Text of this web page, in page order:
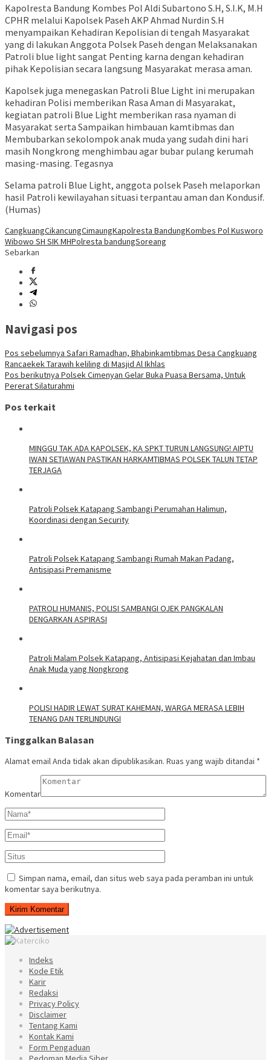
Kapolresta Bandung Kombes Pol Aldi Subartono S.H, S.I.K, M.H
CPHR melalui Kapolsek Paseh AKP Ahmad Nurdin S.H
menyampaikan Kehadiran Kepolisian di tengah Masyarakat
yang di lakukan Anggota Polsek Paseh dengan Melaksanakan
Patroli blue light sangat Penting karna dengan kehadiran
pihak Kepolisian secara langsung Masyarakat merasa aman.
Kapolsek juga menegaskan Patroli Blue Light ini merupakan
kehadiran Polisi memberikan Rasa Aman di Masyarakat,
kegiatan patroli Blue Light memberikan rasa nyaman di
Masyarakat serta Sampaikan himbauan kamtibmas dan
Membubarkan sekolompok anak muda yang sudah dini hari
masih Nongkrong menghimbau agar bubar pulang kerumah
masing-masing. Tegasnya
Selama patroli Blue Light, anggota polsek Paseh melaporkan
hasil Patroli kewilayahan situasi terpantau aman dan Kondusif.
(Humas)
CangkuangCikancungCimaungKapolresta BandungKombes Pol Kusworo
Wibowo SH SIK MHPolresta bandungSoreang
Sebarkan
Navigasi pos
Pos sebelumnya Safari Ramadhan, Bhabinkamtibmas Desa Cangkuang
Rancaekek Tarawih keliling di Masjid Al Ikhlas
Pos berikutnya Polsek Cimenyan Gelar Buka Puasa Bersama, Untuk
Pererat Silaturahmi
Pos terkait
MINGGU TAK ADA KAPOLSEK, KA SPKT TURUN LANGSUNG! AIPTU
IWAN SETIAWAN PASTIKAN HARKAMTIBMAS POLSEK TALUN TETAP
TERJAGA
‎Patroli Polsek Katapang Sambangi Perumahan Halimun,
Koordinasi dengan Security
‎Patroli Polsek Katapang Sambangi Rumah Makan Padang,
Antisipasi Premanisme
‎PATROLI HUMANIS, POLISI SAMBANGI OJEK PANGKALAN
DENGARKAN ASPIRASI
‎Patroli Malam Polsek Katapang, Antisipasi Kejahatan dan Imbau
Anak Muda yang Nongkrong
‎POLISI HADIR LEWAT SURAT KAHEMAN, WARGA MERASA LEBIH
TENANG DAN TERLINDUNGI
Tinggalkan Balasan
Alamat email Anda tidak akan dipublikasikan. Ruas yang wajib ditandai *
Komentar
Simpan nama, email, dan situs web saya pada peramban ini untuk
komentar saya berikutnya.
Indeks
Kode Etik
Karir
Redaksi
Privacy Policy
Disclaimer
Tentang Kami
Kontak Kami
Form Pengaduan